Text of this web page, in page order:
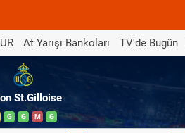
At Yarışı Bankoları TV'de Bugün
St.Gilloise
G G M G